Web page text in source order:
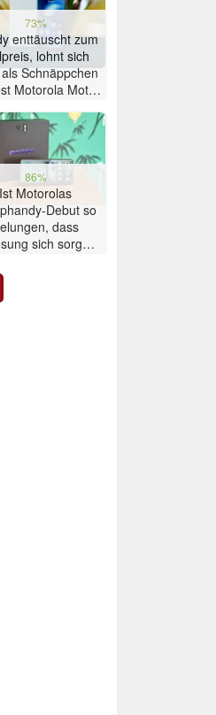
73%
enttäuscht zum
lohnt sich
Schnäppchen
Motorola Moto
86%
Ist Motorolas
Debut so
dass
sich sorgen
im Test